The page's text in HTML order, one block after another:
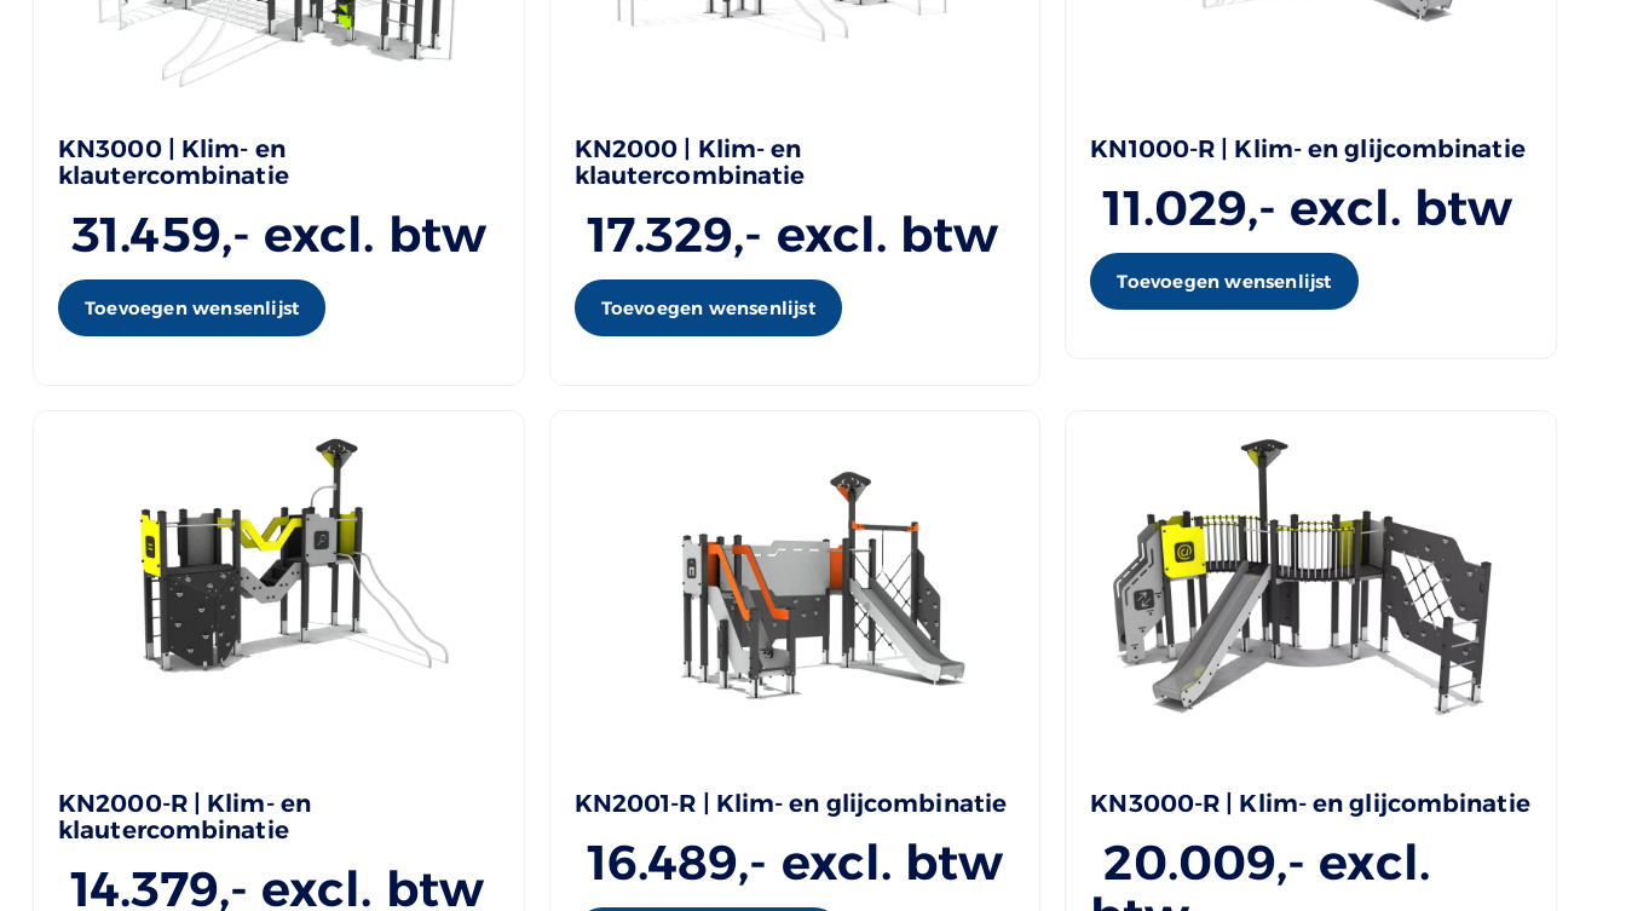
KN3000 | Klim- en
klautercombinatie
31.459,- excl. btw
Toevoegen wensenlijst
KN2000 | Klim- en
klautercombinatie
17.329,- excl. btw
Toevoegen wensenlijst
KN1000-R | Klim- en glijcombinatie
11.029,- excl. btw
Toevoegen wensenlijst
KN2000-R | Klim- en
klautercombinatie
14.379,- excl. btw
KN2001-R | Klim- en glijcombinatie
16.489,- excl. btw
KN3000-R | Klim- en glijcombinatie
20.009,- excl.